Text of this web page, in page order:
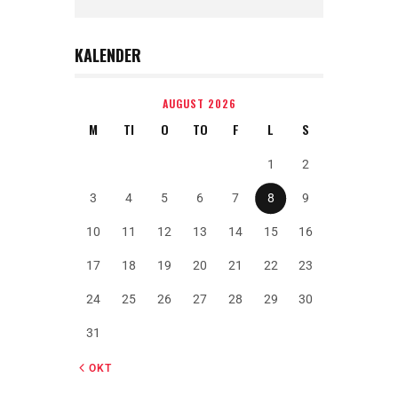
KALENDER
AUGUST 2026
M TI O TO F L S
1 2
3 4 5 6 7 8 9
10 11 12 13 14 15 16
17 18 19 20 21 22 23
24 25 26 27 28 29 30
31
« OKT